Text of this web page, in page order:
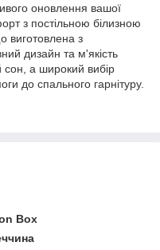
оновлення вашої
з постільною білизною
виготовлена з
дизайн та м'якість
сон, а широкий вибір
до спального гарнітуру.
Box